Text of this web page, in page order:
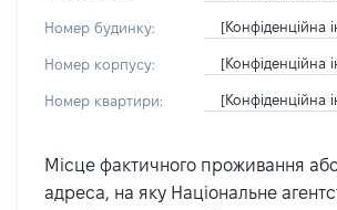
Номер будинку: [Конфіденційна
Номер корпусу: [Конфіденційна
Номер квартири: [Конфіденційна
Місце фактичного проживання
адреса, на яку Національне